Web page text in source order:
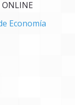
ONLINE
Economía